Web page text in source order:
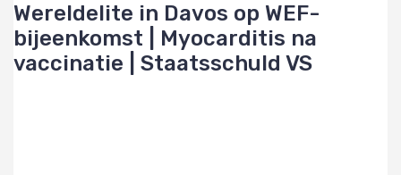
Wereldelite in Davos op WEF-
bijeenkomst | Myocarditis na
vaccinatie | Staatsschuld VS